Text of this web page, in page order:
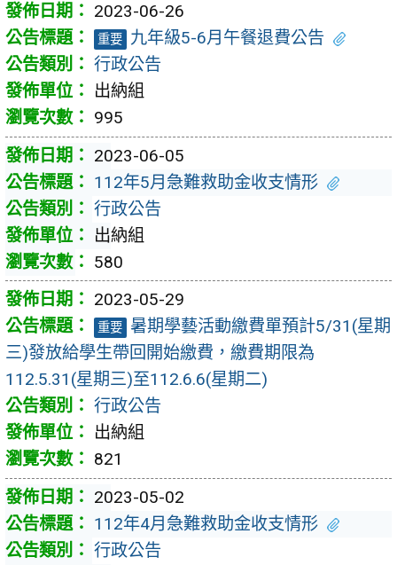
2023-06-26
重要 九年級5-6月午餐退費公告
行政公告
出納組
995
2023-06-05
112年5月急難救助金收支情形
行政公告
出納組
580
2023-05-29
重要 暑期學藝活動繳費單預計5/31(星期
三)發放給學生帶回開始繳費，繳費期限為
112.5.31(星期三)至112.6.6(星期二)
行政公告
出納組
821
2023-05-02
112年4月急難救助金收支情形
行政公告